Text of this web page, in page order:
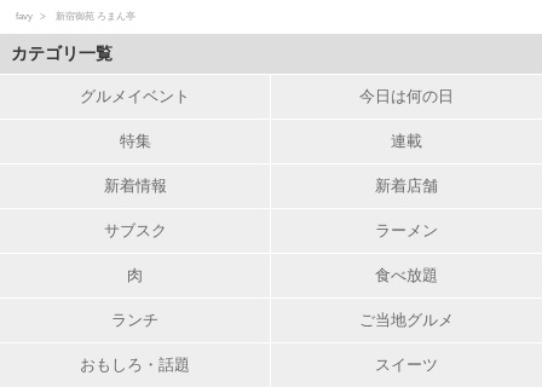
favy 新宿御苑 ろまん亭
カテゴリ一覧
グルメイベント 今日は何の日
特集 連載
新着情報 新着店舗
サブスク ラーメン
肉 食べ放題
ランチ ご当地グルメ
おもしろ・話題 スイーツ